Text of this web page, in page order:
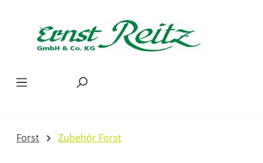
Forst Zubehör Forst